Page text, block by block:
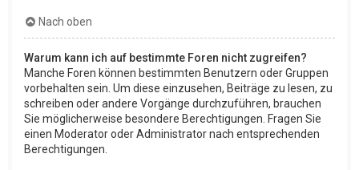
Nach oben
Warum kann ich auf bestimmte Foren nicht zugreifen?
Manche Foren können bestimmten Benutzern oder Gruppen
vorbehalten sein. Um diese einzusehen, Beiträge zu lesen, zu
schreiben oder andere Vorgänge durchzuführen, brauchen
Sie möglicherweise besondere Berechtigungen. Fragen Sie
einen Moderator oder Administrator nach entsprechenden
Berechtigungen.